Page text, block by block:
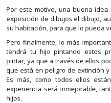
Por este motivo, una buena
exposición de dibujos el dibujo,
su habitación, para que lo pueda
Pero finalmente, lo más
tendrá tu hijo pintando estos
pintar, ya que a través de ellos
que está en peligro de extinción
Es más, como todos ellos
experiencia será inmejorable,
hijos.